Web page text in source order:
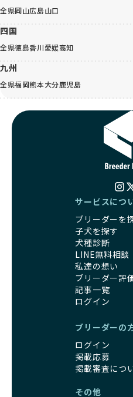
全県岡山広島山口
四国
全県徳島香川愛媛高知
九州
全県福岡熊本大分鹿児島
サービスにつ
ブリーダーを
子犬を探す
犬種診断
LINE無料相談
私達の想い
ブリーダー評
記事一覧
ログイン
ブリーダーの
ログイン
掲載応募
掲載審査につ
その他